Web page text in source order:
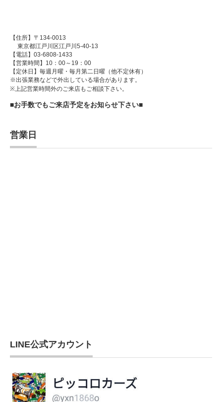
【住所】〒134-0013
東京都江戸川区江戸川5-40-13
【電話】03-6808-1433
【営業時間】10：00～19：00
【定休日】毎週月曜・毎月第二日曜（他不定休有）
※出張業務などで外出している場合があります。
※上記営業時間外のご来店もご相談下さい。
■お手数でもご来店予定をお知らせ下さい■
営業日
LINE公式アカウント